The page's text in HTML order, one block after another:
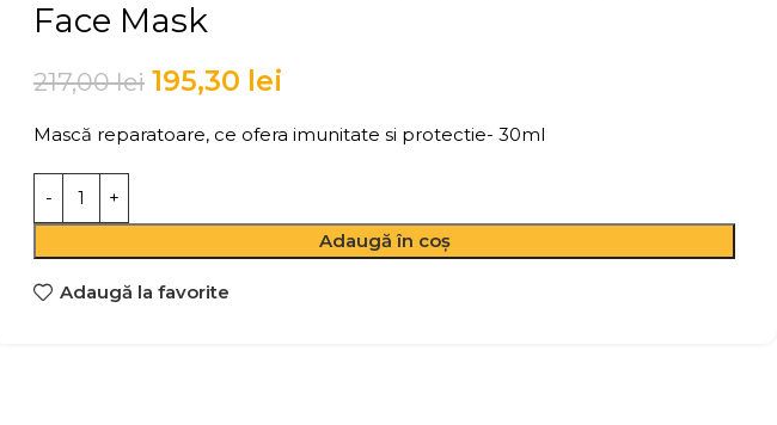
Face Mask
217,00lei 195,30 lei
Mască reparatoare, ce ofera imunitate si protectie- 30ml
Adaugă în coș
Adaugă la favorite